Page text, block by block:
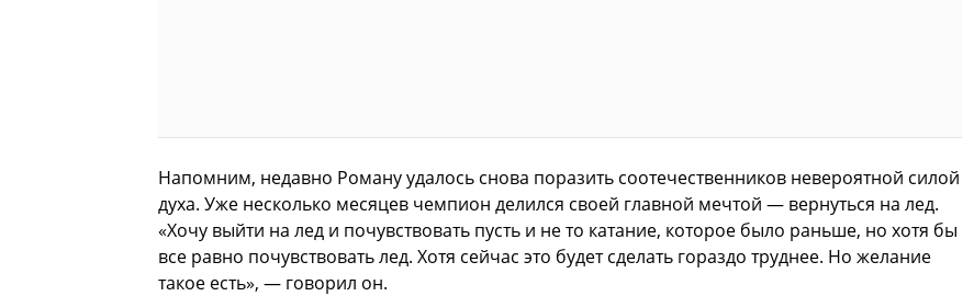
Напомним, недавно Роману удалось снова поразить соотечественников невероятной силой
духа. Уже несколько месяцев чемпион делился своей главной мечтой — вернуться на лед.
«Хочу выйти на лед и почувствовать пусть и не то катание, которое было раньше, но хотя бы
все равно почувствовать лед. Хотя сейчас это будет сделать гораздо труднее. Но желание
такое есть», — говорил он.